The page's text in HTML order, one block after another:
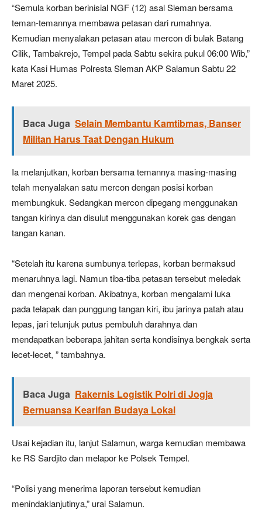
“Semula korban berinisial NGF (12) asal Sleman bersama
teman-temannya membawa petasan dari rumahnya.
Kemudian menyalakan petasan atau mercon di bulak Batang
Cilik, Tambakrejo, Tempel pada Sabtu sekira pukul 06:00 Wib,”
kata Kasi Humas Polresta Sleman AKP Salamun Sabtu 22
Maret 2025.
Baca Juga Selain Membantu Kamtibmas, Banser
Militan Harus Taat Dengan Hukum
Ia melanjutkan, korban bersama temannya masing-masing
telah menyalakan satu mercon dengan posisi korban
membungkuk. Sedangkan mercon dipegang menggunakan
tangan kirinya dan disulut menggunakan korek gas dengan
tangan kanan.
“Setelah itu karena sumbunya terlepas, korban bermaksud
menaruhnya lagi. Namun tiba-tiba petasan tersebut meledak
dan mengenai korban. Akibatnya, korban mengalami luka
pada telapak dan punggung tangan kiri, ibu jarinya patah atau
lepas, jari telunjuk putus pembuluh darahnya dan
mendapatkan beberapa jahitan serta kondisinya bengkak serta
lecet-lecet, ” tambahnya.
Baca Juga Rakernis Logistik Polri di Jogja
Bernuansa Kearifan Budaya Lokal
Usai kejadian itu, lanjut Salamun, warga kemudian membawa
ke RS Sardjito dan melapor ke Polsek Tempel.
“Polisi yang menerima laporan tersebut kemudian
menindaklanjutinya,” urai Salamun.